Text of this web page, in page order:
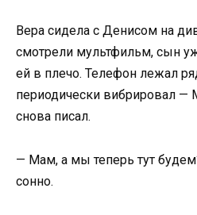
Вера сидела с Денисом на
смотрели мультфильм, сын
ей в плечо. Телефон лежал
периодически вибрировал —
снова писал.
— Мам, а мы теперь тут
сонно.